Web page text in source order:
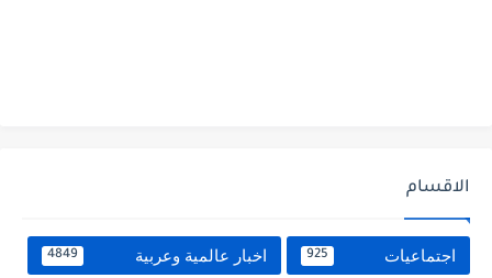
الاقسام
اجتماعيات 925 اخبار عالمية وعربية 4849